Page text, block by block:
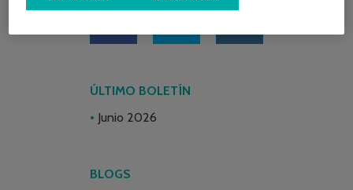
ÚLTIMO BOLETÍN
Junio 2026
BLOGS